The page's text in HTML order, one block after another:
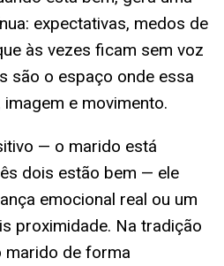
expectativas, medos de
às vezes ficam sem voz
são o espaço onde essa
e movimento.
— o marido está
dois estão bem — ele
emocional real ou um
proximidade. Na tradição
marido de forma